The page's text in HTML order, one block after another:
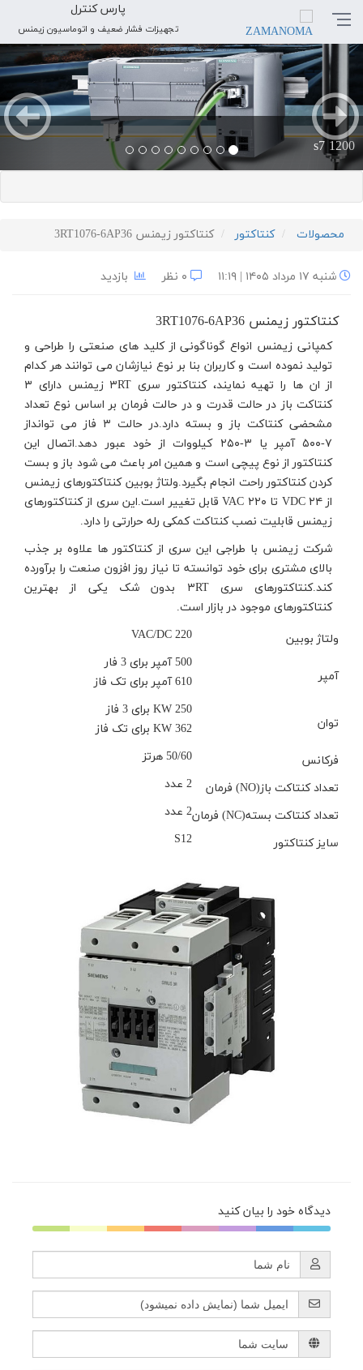
پارس کنترل
تجهیزات فشار ضعیف و اتوماسیون زیمنس
s7 1200
بعدی
محصولات کنتاکتور کنتاکتور زیمنس 3RT1076-6AP36
شنبه ۱۷ مرداد ۱۴۰۵ | ۱۱:۱۹ بازدید
کنتاکتور زیمنس 3RT1076-6AP36
کمپانی زیمنس انواع گوناگونی از کلید های صنعتی را طراحی و
تولید نموده است و کاربران بنا بر نوع نیازشان می توانند هر کدام
از ان ها را تهیه نمایند، کنتاکتور سری ۳RT زیمنس دارای ۳
کنتاکت باز در حالت قدرت و در حالت فرمان بر اساس نوع تعداد
مشحضی کنتاکت باز و بسته دارد.در حالت ۳ فاز می توانداز
۷-۵۰۰ آمپر یا ۳-۲۵۰ کیلووات از خود عبور دهد.اتصال این
کنتاکتور از نوع پیچی است و همین امر باعث می شود باز و بست
کردن کنتاکتور راحت انجام بگیرد.ولتاژ بوبین کنتاکتورهای زیمنس
از ۲۴ VDC تا ۲۲۰ VAC قابل تغییر است.این سری از کنتاکتورهای
زیمنس قابلیت نصب کنتاکت کمکی رله حرارتی را دارد.
شرکت زیمنس با طراجی این سری از کنتاکتور ها علاوه بر جذب
بالای مشتری برای خود توانسته تا نیاز روز افزون صنعت را برآورده
کند.کنتاکتورهای سری ۳RT بدون شک یکی از بهترین
کنتاکتورهای موجود در بازار است.
ولتاژ بوبین 220 VAC/DC
آمپر
500 آمپر برای 3 فار
610 آمپر برای تک فاز
توان
250 KW برای 3 فاز
362 KW برای تک فاز
فرکانس 50/60 هرتز
تعداد کنتاکت باز(NO) فرمان 2 عدد
تعداد کنتاکت بسته(NC) فرمان 2 عدد
سایز کنتاکتور S12
دیدگاه خود را بیان کنید